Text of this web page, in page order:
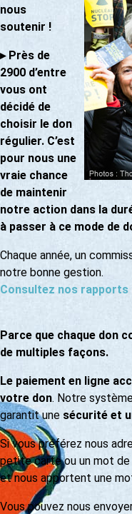
nous
soutenir !
▸Près de
2900 d’entre
vous ont
décidé de
choisir le don
régulier. C’est
pour nous une
vraie chance
de maintenir
notre action dans la
à passer à ce mode de
Chaque année, un
notre bonne gestion.
Consultez nos rapports
Parce que chaque don
de multiples façons.
Le paiement en ligne
votre don. Notre
garantit une sécurité et
Si vous préférez nous
petite carte ou un mot de
et nous apportent une
Vous pouvez nous